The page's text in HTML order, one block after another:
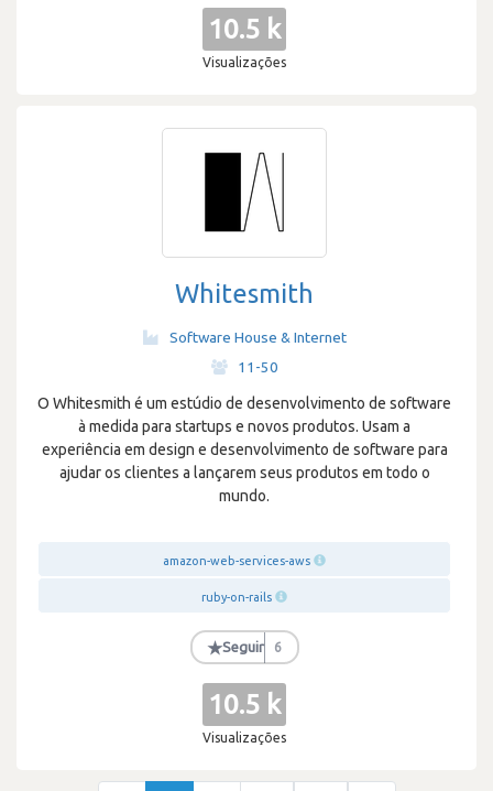
10.5 k
Visualizações
Whitesmith
Software House & Internet
11-50
O Whitesmith é um estúdio de desenvolvimento de software
à medida para startups e novos produtos. Usam a
experiência em design e desenvolvimento de software para
ajudar os clientes a lançarem seus produtos em todo o
mundo.
amazon-web-services-aws
ruby-on-rails
★Seguir 6
10.5 k
Visualizações